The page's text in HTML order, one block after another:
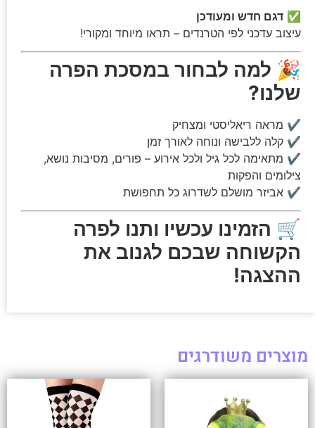
✅ דגם חדש ומעודכן
עיצוב עדכני לפי הטרנדים – תראו מיוחד ומקורי!
🎉 למה לבחור במסכת הפרה
שלנו?
✔ מראה ריאליסטי ומצחיק
✔ קלה ללבישה ונוחה לאורך זמן
✔ מתאימה לכל גיל ולכל אירוע – פורים, מסיבות נושא,
צילומים והפקות
✔ אביזר מושלם לשדרוג כל תחפושת
🛒 הזמינו עכשיו ותנו לפרה
הקשוחה שבכם לגנוב את
ההצגה!
מוצרים משודרגים